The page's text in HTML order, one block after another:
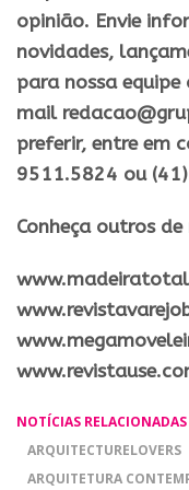
opinião. Envie
novidades,
para nossa
mail
preferir, entre em
9511.5824 ou
Conheça outros
NOTÍCIAS RELACIONADAS
ARQUITECTURELOVERS
ARQUITETURA